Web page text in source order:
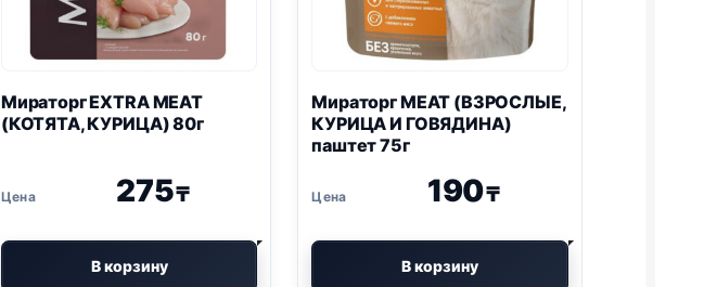
Мираторг EXTRA MEAT
(КОТЯТА, КУРИЦА) 80г
275₸
В корзину
Мираторг MEAT (ВЗРОСЛЫЕ,
КУРИЦА И ГОВЯДИНА)
паштет 75г
190₸
В корзину